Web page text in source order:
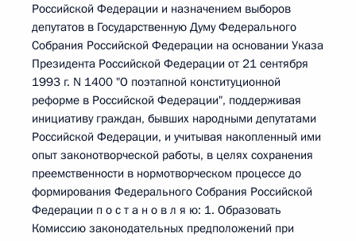
Российской Федерации и назначением выборов
депутатов в Государственную Думу Федерального
Собрания Российской Федерации на основании Указа
Президента Российской Федерации от 21 сентября
1993 г. N 1400 "О поэтапной конституционной
реформе в Российской Федерации", поддерживая
инициативу граждан, бывших народными депутатами
Российской Федерации, и учитывая накопленный ими
опыт законотворческой работы, в целях сохранения
преемственности в нормотворческом процессе до
формирования Федерального Собрания Российской
Федерации п о с т а н о в л я ю: 1. Образовать
Комиссию законодательных предположений при